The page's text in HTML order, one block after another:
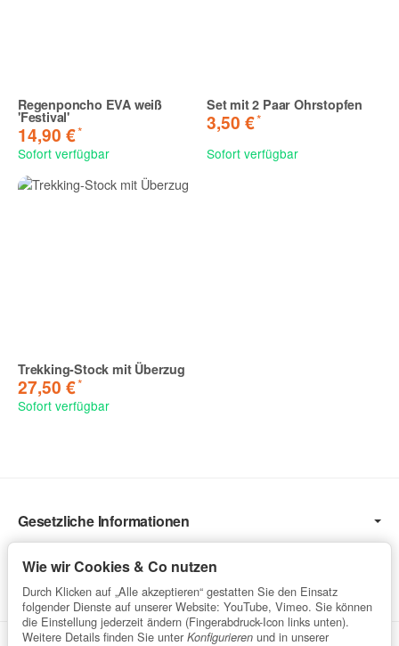
Regenponcho EVA weiß
'Festival'
14,90 €*
Sofort verfügbar
Set mit 2 Paar Ohrstopfen
3,50 €*
Sofort verfügbar
Trekking-Stock mit Überzug
27,50 €*
Sofort verfügbar
Gesetzliche Informationen
Informationen
Service
Wie wir Cookies & Co nutzen
Durch Klicken auf „Alle akzeptieren“ gestatten Sie den Einsatz
folgender Dienste auf unserer Website: YouTube, Vimeo. Sie können
die Einstellung jederzeit ändern (Fingerabdruck-Icon links unten).
Weitere Details finden Sie unter Konfigurieren und in unserer